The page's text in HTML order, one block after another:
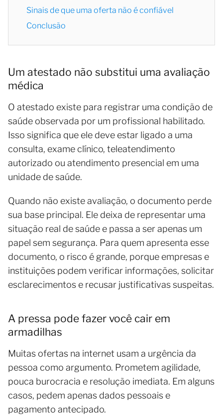
Sinais de que uma oferta não é confiável
Conclusão
Um atestado não substitui uma avaliação
médica
O atestado existe para registrar uma condição de
saúde observada por um profissional habilitado.
Isso significa que ele deve estar ligado a uma
consulta, exame clínico, teleatendimento
autorizado ou atendimento presencial em uma
unidade de saúde.
Quando não existe avaliação, o documento perde
sua base principal. Ele deixa de representar uma
situação real de saúde e passa a ser apenas um
papel sem segurança. Para quem apresenta esse
documento, o risco é grande, porque empresas e
instituições podem verificar informações, solicitar
esclarecimentos e recusar justificativas suspeitas.
A pressa pode fazer você cair em
armadilhas
Muitas ofertas na internet usam a urgência da
pessoa como argumento. Prometem agilidade,
pouca burocracia e resolução imediata. Em alguns
casos, pedem apenas dados pessoais e
pagamento antecipado.